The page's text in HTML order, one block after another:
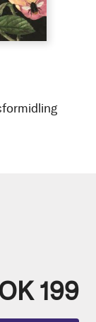
199